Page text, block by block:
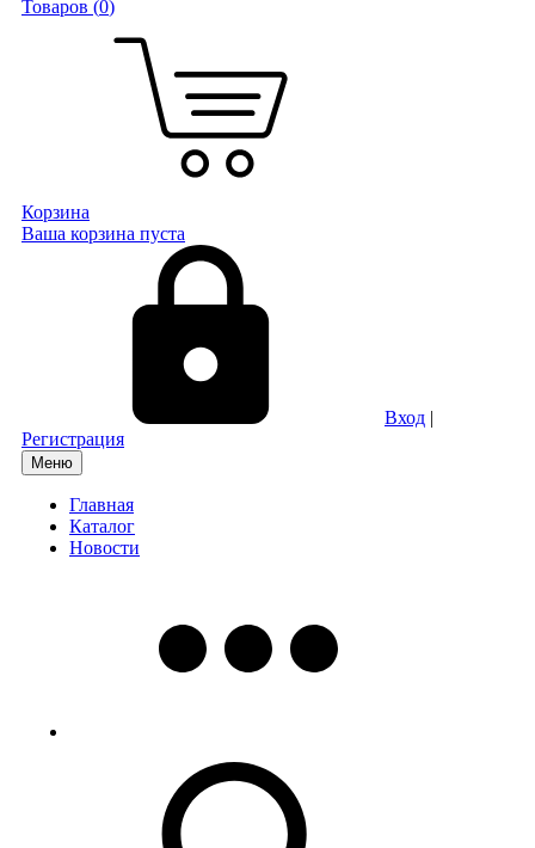
Товаров (0)
Корзина
Ваша корзина пуста
Вход |
Регистрация
Меню
Главная
Каталог
Новости